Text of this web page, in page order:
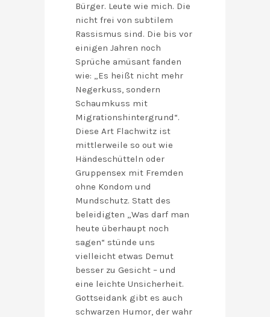
Bürger. Leute wie mich. Die
nicht frei von subtilem
Rassismus sind. Die bis vor
einigen Jahren noch
Sprüche amüsant fanden
wie: „Es heißt nicht mehr
Negerkuss, sondern
Schaumkuss mit
Migrationshintergrund“.
Diese Art Flachwitz ist
mittlerweile so out wie
Händeschütteln oder
Gruppensex mit Fremden
ohne Kondom und
Mundschutz. Statt des
beleidigten „Was darf man
heute überhaupt noch
sagen“ stünde uns
vielleicht etwas Demut
besser zu Gesicht – und
eine leichte Unsicherheit.
Gottseidank gibt es auch
schwarzen Humor, der wahr